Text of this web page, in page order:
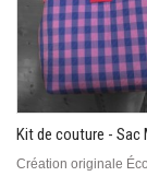
Kit de couture - Sac
Création originale